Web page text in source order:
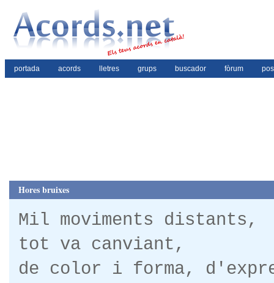
portada acords lletres grups buscador fòrum
Hores bruixes
Mil moviments distants,
tot va canviant,
de color i forma,